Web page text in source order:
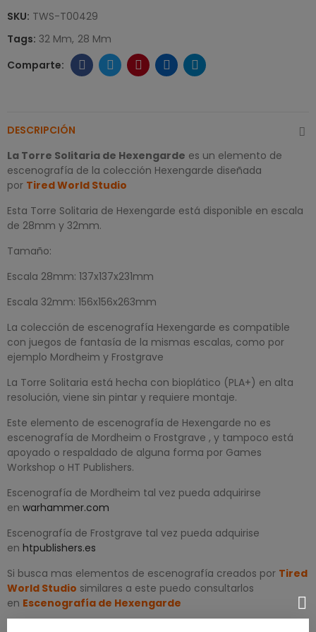
SKU: TWS-T00429
Tags: 32 Mm 28 Mm
DESCRIPCIÓN
La Torre Solitaria de Hexengarde es un elemento de
escenografía de la colección Hexengarde diseñada
por Tired World Studio
Esta Torre Solitaria de Hexengarde está disponible en escala
de 28mm y 32mm.
Tamaño:
Escala 28mm: 137x137x231mm
Escala 32mm: 156x156x263mm
La colección de escenografía Hexengarde es compatible
con juegos de fantasía de la mismas escalas, como por
ejemplo Mordheim y Frostgrave
La Torre Solitaria está hecha con bioplático (PLA+) en alta
resolución, viene sin pintar y requiere montaje.
Este elemento de escenografía de Hexengarde no es
escenografía de Mordheim o Frostgrave , y tampoco está
apoyado o respaldado de alguna forma por Games
Workshop o HT Publishers.
Escenografía de Mordheim tal vez pueda adquirirse
en warhammer.com
Escenografía de Frostgrave tal vez pueda adquirise
en htpublishers.es
Si busca mas elementos de escenografía creados por Tired
World Studio similares a este puedo consultarlos
en Escenografía de Hexengarde